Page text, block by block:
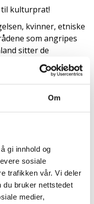
Om
gi innhold og
sosiale
trafikken vår. Vi deler
du bruker nettstedet
medier,
kulturprat!
kvinner, etniske
som angripes
sitter de
sammen med
kulturlivet og
land øker den
og kunstnerisk
uavhengighet må
i stand til å